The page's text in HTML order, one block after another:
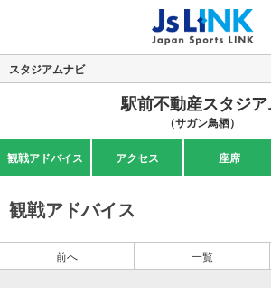
スタジアムナビ
駅前不動産スタジ
（サガン鳥栖）
観戦アドバイス アクセス 座席
観戦アドバイス
前へ 一覧